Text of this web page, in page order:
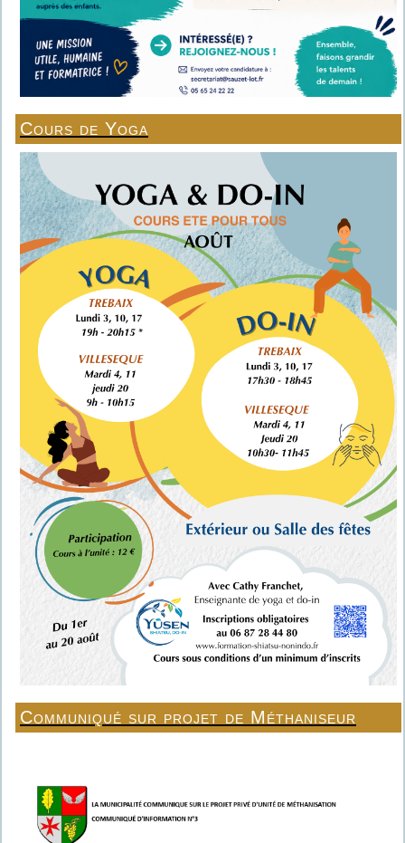
Cours de Yoga
Communiqué sur projet de Méthaniseur